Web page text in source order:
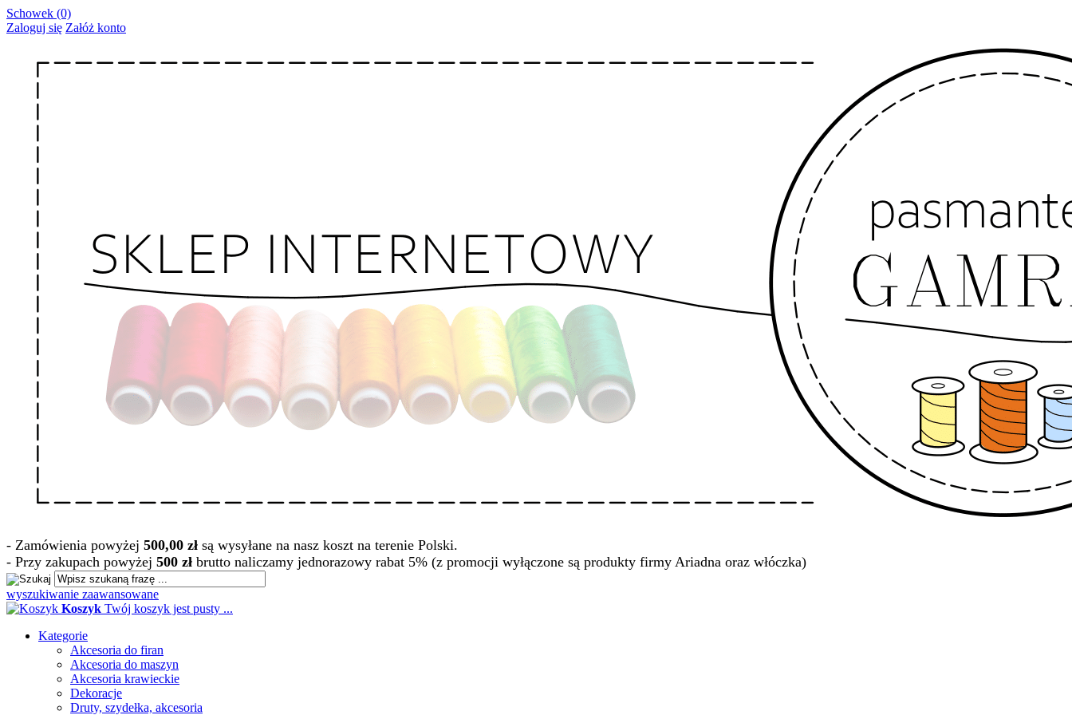
Schowek (0)
Zaloguj się Załóż konto
- Zamówienia powyżej 500,00 zł są wysyłane na nasz koszt na terenie Polski.
- Przy zakupach powyżej 500 zł brutto naliczamy jednorazowy rabat 5% (z promocji wyłączone są produkty firmy Ariadna oraz włóczka)
wyszukiwanie zaawansowane
Koszyk Twój koszyk jest pusty ...
Kategorie
Akcesoria do firan
Akcesoria do maszyn
Akcesoria krawieckie
Dekoracje
Druty, szydełka, akcesoria